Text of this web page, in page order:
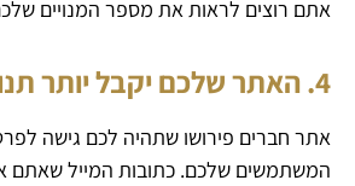
אתם רוצים לראות את מספר המנויים
4. האתר שלכם יקבל יותר תנועה
אתר חברים פירושו שתהיה לכם גישה
המשתמשים שלכם. כתובות המייל שאתם